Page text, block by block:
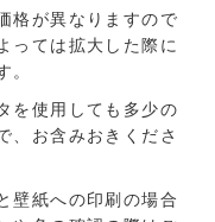
格が異なりますので
っては拡大した際に
。
を使用しても多少の
、お含みおきくださ
壁紙への印刷の場合